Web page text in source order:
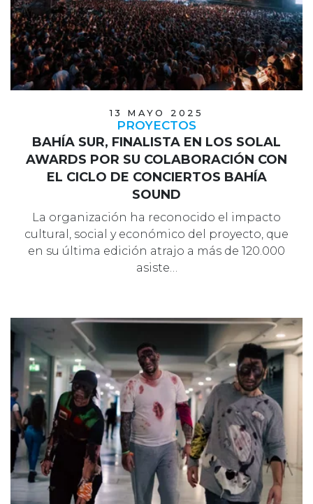
13 MAYO 2025
PROYECTOS
BAHÍA SUR, FINALISTA EN LOS SOLAL
AWARDS POR SU COLABORACIÓN CON
EL CICLO DE CONCIERTOS BAHÍA
SOUND
La organización ha reconocido el impacto
cultural, social y económico del proyecto, que
en su última edición atrajo a más de 120.000
asiste…